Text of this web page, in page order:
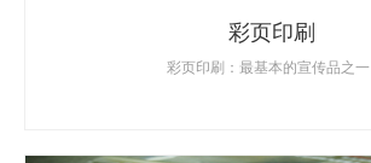
彩页印刷
彩页印刷：最基本的宣传品之一